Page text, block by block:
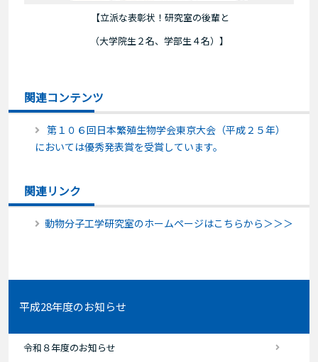
【立派な表彰状！研究室の後輩と
（大学院生２名、学部生４名）】
関連コンテンツ
第１０６回日本繁殖生物学会東京大会（平成２５年）
においては優秀発表賞を受賞しています。
関連リンク
動物分子工学研究室のホームページはこちらから＞＞＞
平成28年度のお知らせ
令和８年度のお知らせ